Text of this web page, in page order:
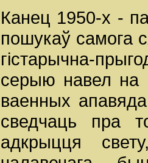
Канец 1950-х -
пошукаў самога
гістарычна-
серыю навел на
ваенных
сведчаць пра
адкрыцця